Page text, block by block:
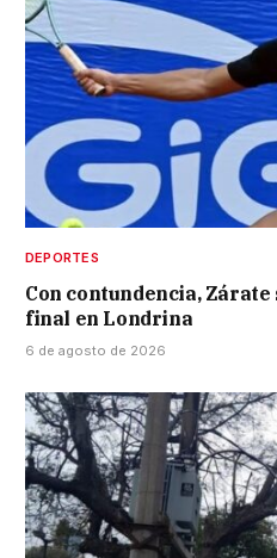
DEPORTES
Con contundencia,
final en Londrina
6 de agosto de 2026